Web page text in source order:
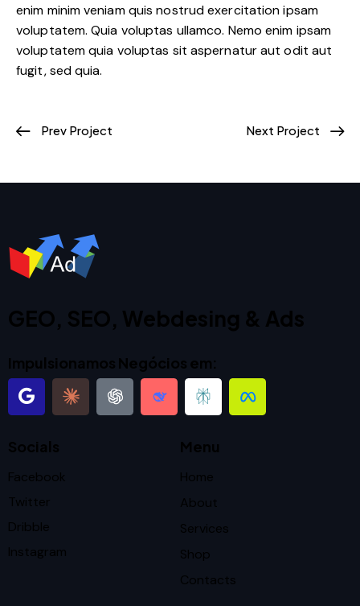
enim minim veniam quis nostrud exercitation ipsam
voluptatem. Quia voluptas ullamco. Nemo enim ipsam
voluptatem quia voluptas sit aspernatur aut odit aut
fugit, sed quia.
Prev Project Next Project
GEO, SEO, Webdesing & Ads
Impulsionamos Negócios em:
Socials
Facebook
Twitter
Dribble
Instagram
Menu
Home
About
Services
Shop
Contacts